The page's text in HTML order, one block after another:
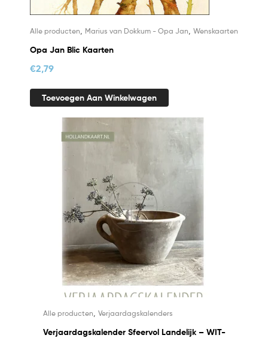
Alle producten, Marius van Dokkum - Opa Jan, Wenskaarten
Opa Jan Blic Kaarten
€2,79
Toevoegen Aan Winkelwagen
Alle producten Verjaardagskalenders
Verjaardagskalender Sfeervol Landelijk – WIT-